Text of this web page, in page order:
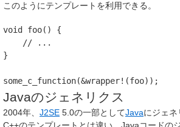
このようにテンプレートを利用できる。
void foo()
{
// ...
}
some_c_function(&wrapper!(foo));
Javaのジェネリクス
2004年、 J2SE 5.0の一部としてJavaにジェネ